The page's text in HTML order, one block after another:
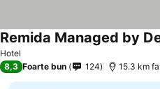
Hotel
Remida Managed by
8,3 Foarte bun 124 15.3 km